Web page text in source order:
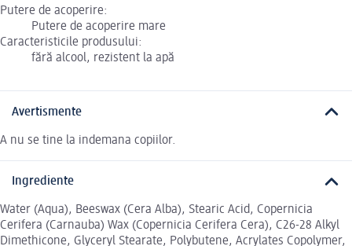
Putere de acoperire:
Putere de acoperire mare
Caracteristicile produsului:
fără alcool, rezistent la apă
Avertismente
A nu se tine la indemana copiilor.
Ingrediente
Water (Aqua), Beeswax (Cera Alba), Stearic Acid, Copernicia
Cerifera (Carnauba) Wax (Copernicia Cerifera Cera), C26-28 Alkyl
Dimethicone, Glyceryl Stearate, Polybutene, Acrylates Copolymer,